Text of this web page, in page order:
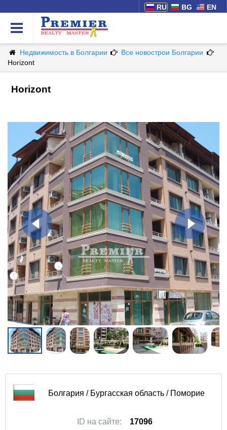
RU BG EN
Недвижимость в Болгарии
Все новострои Болгарии
Horizont
Horizont
Болгария / Бургасская область / Поморие
17096
ID на сайте: